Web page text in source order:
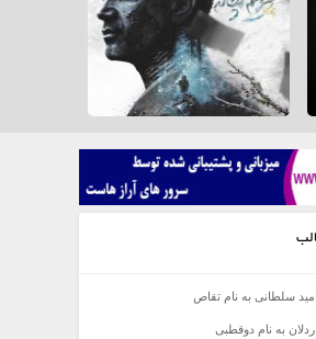
سلطانی به نام تقاص
به نام دوقطبی